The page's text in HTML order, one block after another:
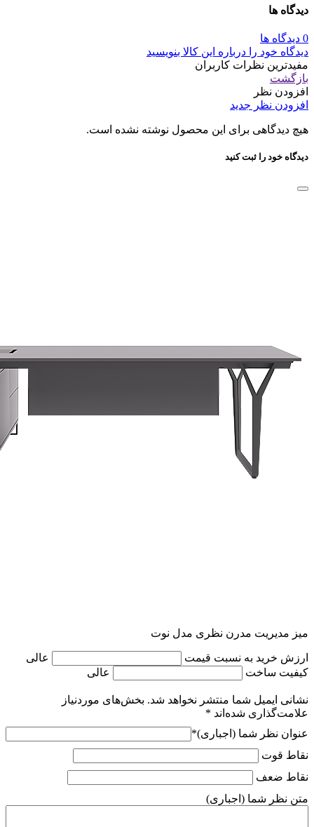
دیدگاه ها
0 دیدگاه ها
دیدگاه خود را درباره این کالا بنویسید
مفیدترین نظرات کاربران
بازگشت
افزودن نظر
افزودن نظر جدید
هیچ دیدگاهی برای این محصول نوشته نشده است.
دیدگاه خود را ثبت کنید
میز مدیریت مدرن نظری مدل نوت
ارزش خرید به نسبت قیمت
عالی
کیفیت ساخت
عالی
نشانی ایمیل شما منتشر نخواهد شد. بخش‌های موردنیاز
علامت‌گذاری شده‌اند *
عنوان نظر شما (اجباری)*
نقاط قوت
نقاط ضعف
متن نظر شما (اجباری)